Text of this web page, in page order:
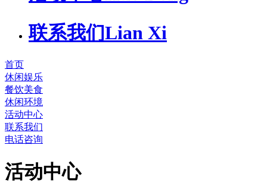
联系我们Lian Xi
首页
休闲娱乐
餐饮美食
休闲环境
活动中心
联系我们
电话咨询
活动中心